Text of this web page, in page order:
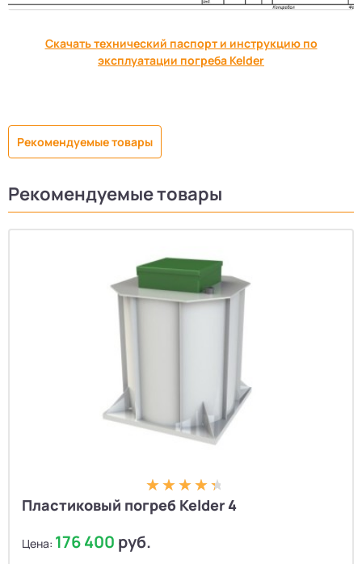
Скачать технический паспорт и инструкцию по
эксплуатации погреба Kelder
Рекомендуемые товары
Рекомендуемые товары
Пластиковый погреб Kelder 4
Цена: 176 400 руб.